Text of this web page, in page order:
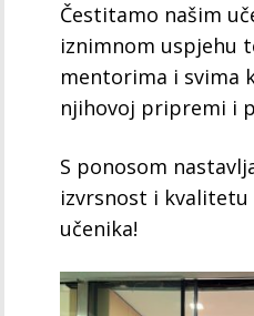
Čestitamo našim
iznimnom uspjehu
mentorima i svima
njihovoj pripremi i
S ponosom
izvrsnost i kvalitetu
učenika!